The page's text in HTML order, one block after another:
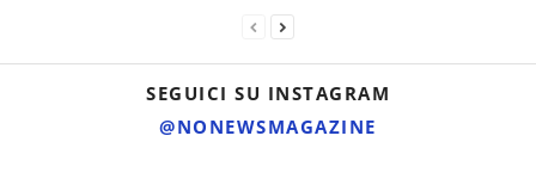
SEGUICI SU INSTAGRAM
@NONEWSMAGAZINE